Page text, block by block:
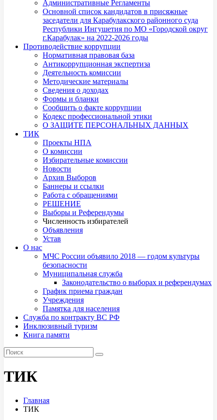
Административные Регламенты
Основной список кандидатов в присяжные
заседатели для Карабулакского районного суда
Республики Ингушетия по МО «Городской округ
г.Карабулак» на 2022-2026 годы
Противодействие коррупции
Нормативная правовая база
Антикоррупционная экспертиза
Деятельность комиссии
Методические материалы
Сведения о доходах
Формы и бланки
Сообщить о факте коррупции
Кодекс профессиональной этики
О ЗАЩИТЕ ПЕРСОНАЛЬНЫХ ДАННЫХ
ТИК
Проекты НПА
О комиссии
Избирательные комиссии
Новости
Архив Выборов
Баннеры и ссылки
Работа с обращениями
РЕШЕНИЕ
Выборы и Референдумы
Численность избирателей
Объявления
Устав
О нас
МЧС России объявило 2018 — годом культуры
безопасности
Муниципальная служба
Законодательство о выборах и референдумах
График приема граждан
Учреждения
Памятка для населения
Служба по контракту ВС РФ
Инклюзивный туризм
Книга памяти
ТИК
Главная
ТИК